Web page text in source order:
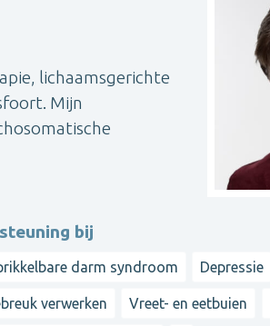
lichaamsgerichte
Mijn
bij
darm syndroom Depressie
verwerken Vreet- en eetbuien